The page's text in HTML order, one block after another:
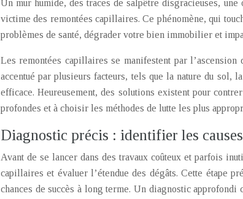
Un mur humide, des traces de salpêtre disgracieuses,
victime des remontées capillaires. Ce phénomène, qui
problèmes de santé, dégrader votre bien immobilier et
Les remontées capillaires se manifestent par
accentué par plusieurs facteurs, tels que la nature du sol,
efficace. Heureusement, des solutions existent pour
profondes et à choisir les méthodes de lutte les plus
Diagnostic précis : identifier les
Avant de se lancer dans des travaux coûteux et parfois
capillaires et évaluer l’étendue des dégâts. Cette étape
chances de succès à long terme. Un diagnostic